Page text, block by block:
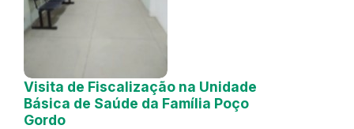
Visita de Fiscalização na Unidade
Básica de Saúde da Família Poço
Gordo